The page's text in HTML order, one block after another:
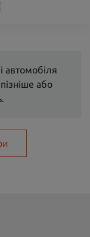
автомобіля
або